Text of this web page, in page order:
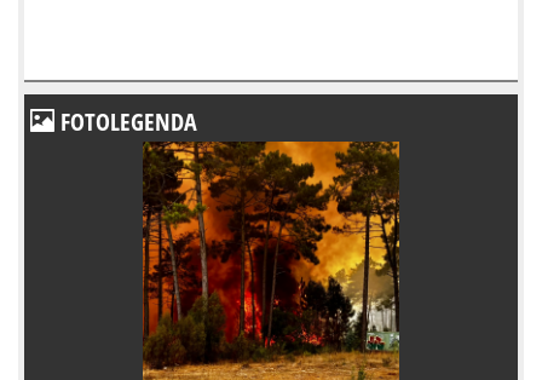
FOTOLEGENDA